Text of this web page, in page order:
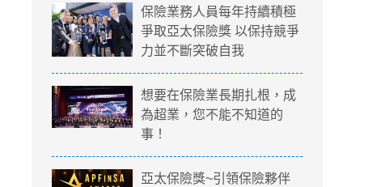
保險業務人員每年持續積極
爭取亞太保險獎 以保持競爭
力並不斷突破自我
想要在保險業長期扎根，成
為超業，您不能不知道的
事！
亞太保險獎~引領保險夥伴